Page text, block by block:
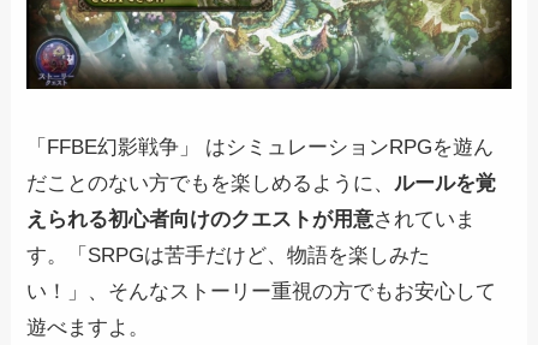
「FFBE幻影戦争」 はシミュレーションRPGを遊ん
だことのない方でもを楽しめるように、ルールを覚
えられる初心者向けのクエストが用意されていま
す。「SRPGは苦手だけど、物語を楽しみた
い！」、そんなストーリー重視の方でもお安心して
遊べますよ。